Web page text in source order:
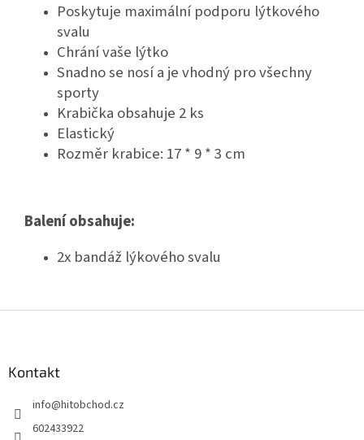
Poskytuje maximální podporu lýtkového
svalu
Chrání vaše lýtko
Snadno se nosí a je vhodný pro všechny
sporty
Krabička obsahuje 2 ks
Elastický
Rozměr krabice: 17 * 9 * 3 cm
Balení obsahuje:
2x bandáž lýkového svalu
Kontakt
info@hitobchod.cz
602433922